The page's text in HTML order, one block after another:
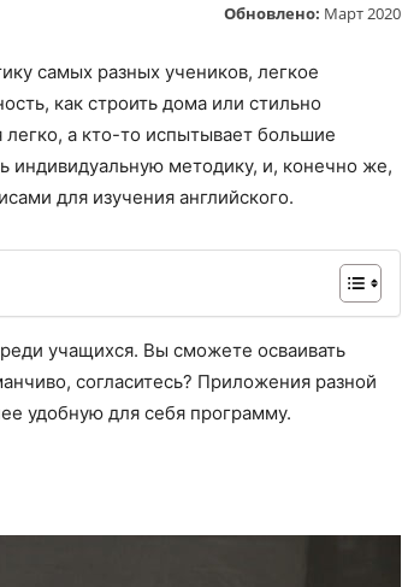
Обновлено: Март 2020
самых разных учеников, легкое
как строить дома или стильно
легко, а кто-то испытывает большие
индивидуальную методику, и, конечно же,
для изучения английского.
учащихся. Вы сможете осваивать
согласитесь? Приложения разной
удобную для себя программу.